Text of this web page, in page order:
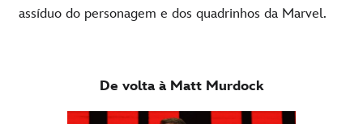
assíduo do personagem e dos quadrinhos da Marvel.
De volta à Matt Murdock